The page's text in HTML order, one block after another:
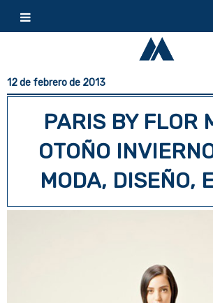
12 de febrero de 2013
PARIS BY FLOR
OTOÑO
MODA, DISEÑO,